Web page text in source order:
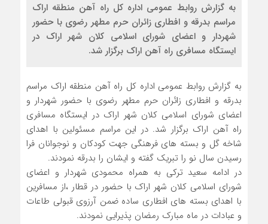
به گزارش روابط عمومی اداره کل راه آهن منطقه اراک
مراسم بدرقه و افطاری زائران حرم مطهر رضوی با حضور
شهردار و اعضای شورای اسلامی کلان شهر اراک در
ایستگاه مسافری راه آهن اراک برگزار شد.
به گزارش روابط عمومی اداره کل راه آهن منطقه اراک مراسم
بدرقه و افطاری زائران حرم مطهر رضوی با حضور شهردار و
اعضای شورای اسلامی کلان شهر اراک در ایستگاه مسافری
راه آهن اراک برگزار شد. در این مراسم مسئولین با اهدای
شاخه گل و بسته های فرهنگی جهت کودکان و نوجوانان فرا
رسیدن سال نو را تبریک گفته و ایشان را بدرقه نمودند.
در ادامه سعید ترکی به همراه محمودی شهردار و اعضای
شورای اسلامی کلان شهر اراک با حضور در قطار ،از مسافرین
با اهدای بسته های افطاری ساده ضمن آرزوی قبولی طاعات
و عبادات در ماه مبارک رمضان پذیرایی نمودند.